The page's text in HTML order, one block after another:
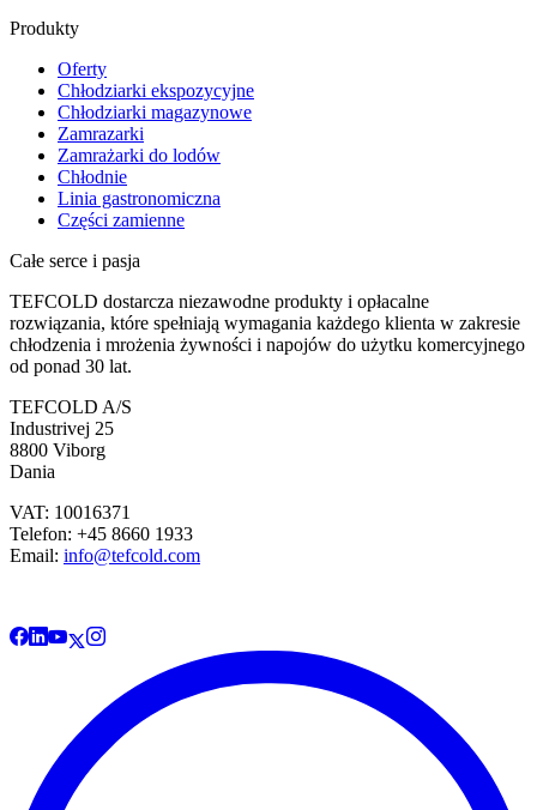
Produkty
Oferty
Chłodziarki ekspozycyjne
Chłodziarki magazynowe
Zamrazarki
Zamrażarki do lodów
Chłodnie
Linia gastronomiczna
Części zamienne
Całe serce i pasja
TEFCOLD dostarcza niezawodne produkty i opłacalne
rozwiązania, które spełniają wymagania każdego klienta w zakresie
chłodzenia i mrożenia żywności i napojów do użytku komercyjnego
od ponad 30 lat.
TEFCOLD A/S
Industrivej 25
8800 Viborg
Dania
VAT: 10016371
Telefon: +45 8660 1933
Email: info@tefcold.com